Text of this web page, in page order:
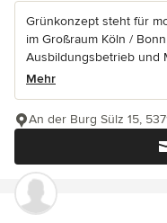
Grünkonzept steht für
im Großraum Köln /
Ausbildungsbetrieb und
Mehr
An der Burg Sülz 15,